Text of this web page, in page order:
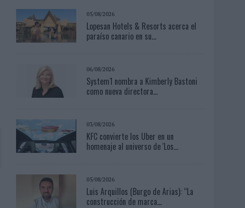
05/08/2026
Lopesan Hotels & Resorts acerca el
paraíso canario en su...
06/08/2026
System1 nombra a Kimberly Bastoni
como nueva directora...
03/08/2026
KFC convierte los Uber en un
homenaje al universo de 'Los...
05/08/2026
Luis Arquillos (Burgo de Arias): “La
construcción de marca...